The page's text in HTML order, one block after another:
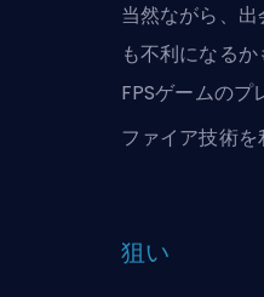
当然ながら、
も不利になる
FPSゲームのプ
ファイア技術を
狙い